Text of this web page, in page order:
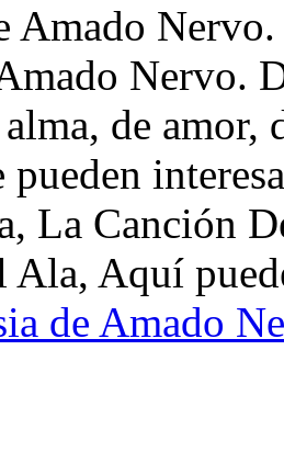
Amado
Nervo.
de
pueden
La Canción
Ala, Aquí
de Amado